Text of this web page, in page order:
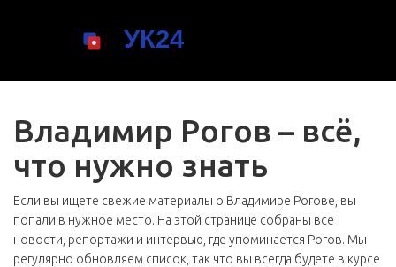
Владимир Рогов – всё,
что нужно знать
Если вы ищете свежие материалы о Владимире Рогове, вы
попали в нужное место. На этой странице собраны все
новости, репортажи и интервью, где упоминается Рогов. Мы
регулярно обновляем список, так что вы всегда будете в курсе